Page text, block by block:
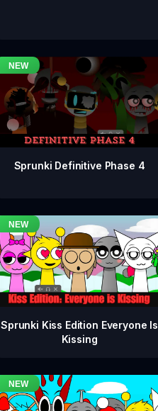
Sprunki Definitive Phase 4
Sprunki Kiss Edition Everyone Is
Kissing